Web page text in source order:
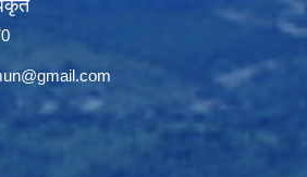
gmail.com